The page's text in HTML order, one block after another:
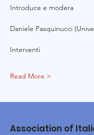
Introduce e modera
Daniele Pasquinucci
Interventi
Read More >
Association of